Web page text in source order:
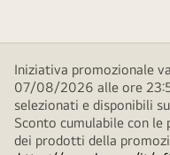
Iniziativa promozionale
07/08/2026 alle ore
selezionati e disponibili su
Sconto cumulabile con le
dei prodotti della